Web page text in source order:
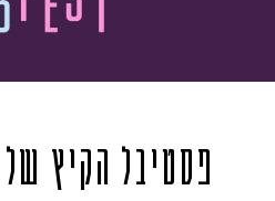
פסטיבל הקיץ